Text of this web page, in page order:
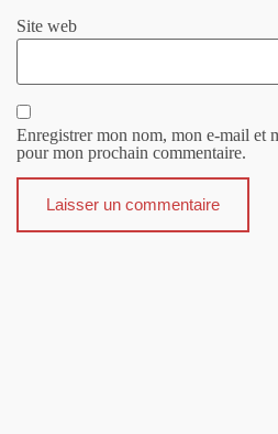
Site web
Enregistrer mon nom, mon e-mail et
pour mon prochain commentaire.